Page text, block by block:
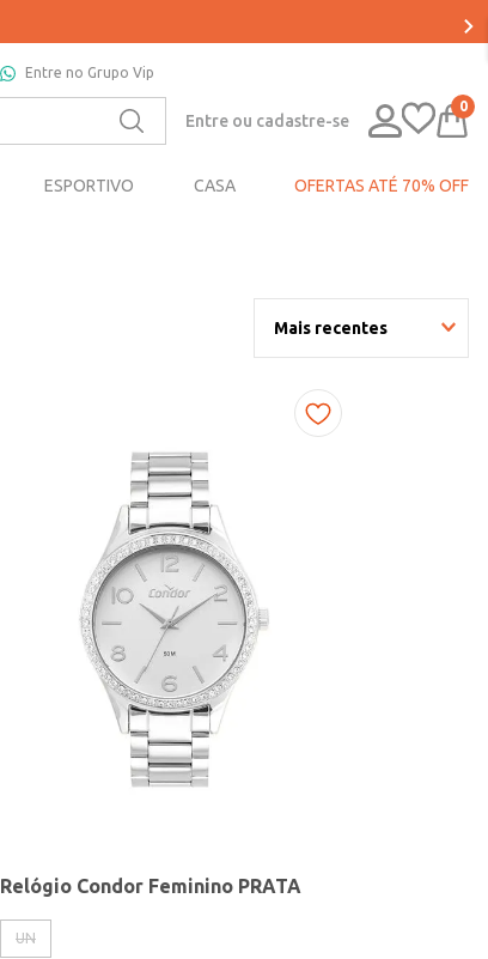
Entre no Grupo Vip
Entre ou cadastre-se
0
ESPORTIVO CASA OFERTAS ATÉ 70% OFF
Mais recentes
Relógio Condor Feminino PRATA
UN